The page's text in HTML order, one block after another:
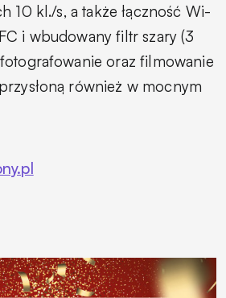
10 kl./s, a także łączność Wi-
i wbudowany filtr szary (3
oraz filmowanie
również w mocnym